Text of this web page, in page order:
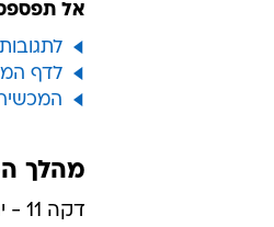
אל
לדף
מהלך